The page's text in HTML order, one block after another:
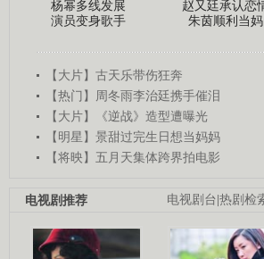
杨幂多线发展
演员变身歌手
赵又廷承认恋
朱茵顺利当妈
【大片】古天乐带伤狂奔
【热门】周冬雨李治廷携手催泪
【大片】《逆战》造型遭曝光
【明星】景甜过完生日想当妈妈
【将映】五月天集体跨界拍电影
电视剧台 热剧检
电视剧推荐